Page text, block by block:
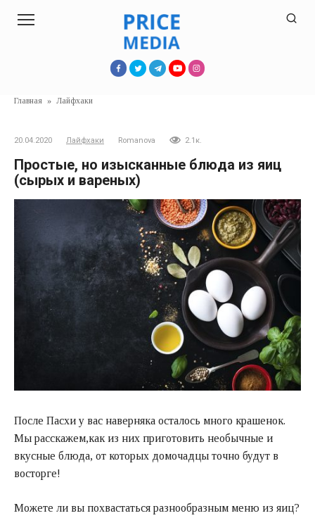
Главная » Лайфхаки
20.04.2020 Лайфхаки Romanova 2.1к.
Простые, но изысканные блюда из яиц
(сырых и вареных)
После Пасхи у вас наверняка осталось много крашенок.
Мы расскажем,как из них приготовить необычные и
вкусные блюда, от которых домочадцы точно будут в
восторге!
Можете ли вы похвастаться разнообразным меню из яиц?